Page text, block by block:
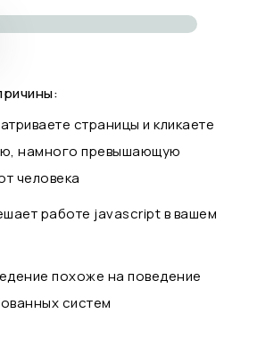
страницы и кликаете
намного превышающую
человека
работе javascript в вашем
похоже на поведение
систем